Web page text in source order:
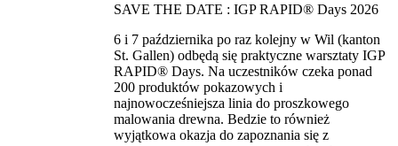
SAVE THE DATE : IGP RAPID® Days 2026
6 i 7 października po raz kolejny w Wil (kanton
St. Gallen) odbędą się praktyczne warsztaty IGP
RAPID® Days. Na uczestników czeka ponad
200 produktów pokazowych i
najnowocześniejsza linia do proszkowego
malowania drewna. Bedzie to również
wyjątkowa okazja do zapoznania się z